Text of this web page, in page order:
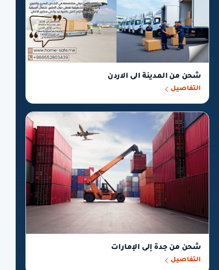
شحن من المدينة الى الاردن
التفاصيل
شحن من جدة إلى الإمارات
التفاصيل